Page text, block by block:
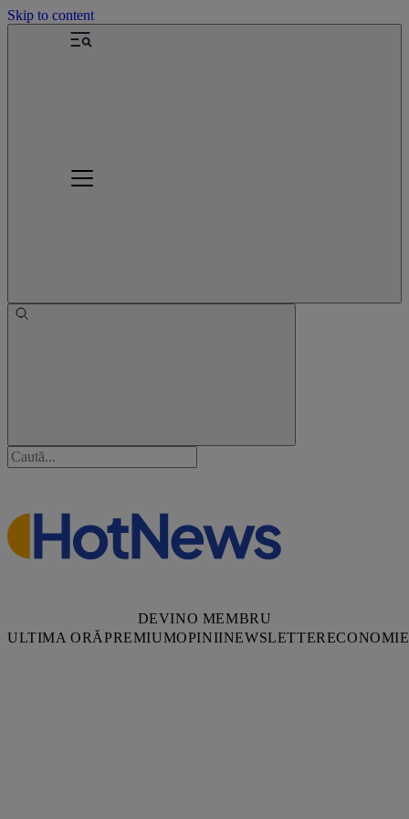
Skip to content
DEVINO MEMBRU
ULTIMA ORĂPREMIUMOPINIINEWSLETTERECONOMIE